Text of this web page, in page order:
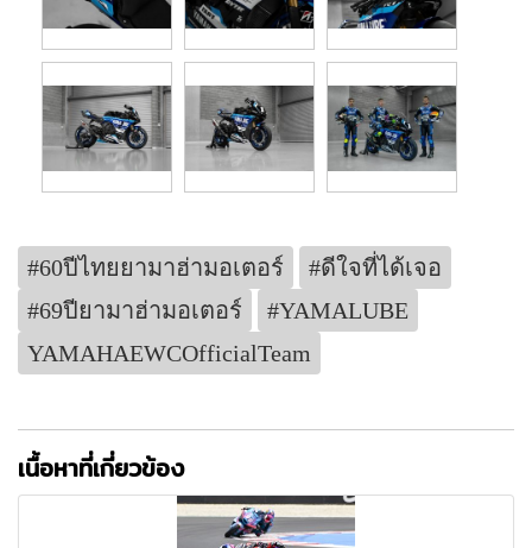
#60ปีไทยยามาฮ่ามอเตอร์
#ดีใจที่ได้เจอ
#69ปียามาฮ่ามอเตอร์
#YAMALUBE
YAMAHAEWCOfficialTeam
เนื้อหาที่เกี่ยวข้อง